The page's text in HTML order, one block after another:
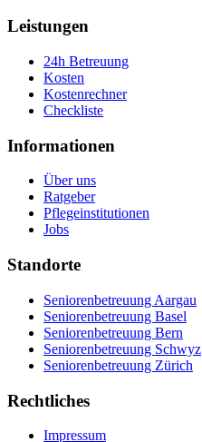
Leistungen
24h Betreuung
Kosten
Kostenrechner
Checkliste
Informationen
Über uns
Ratgeber
Pflegeinstitutionen
Jobs
Standorte
Seniorenbetreuung Aargau
Seniorenbetreuung Basel
Seniorenbetreuung Bern
Seniorenbetreuung Schwyz
Seniorenbetreuung Zürich
Rechtliches
Impressum